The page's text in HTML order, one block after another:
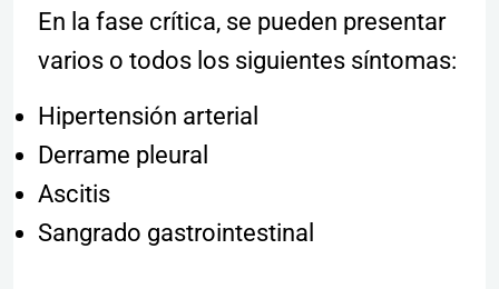
En la fase crítica, se pueden presentar
varios o todos los siguientes síntomas:
Hipertensión arterial
Derrame pleural
Ascitis
Sangrado gastrointestinal